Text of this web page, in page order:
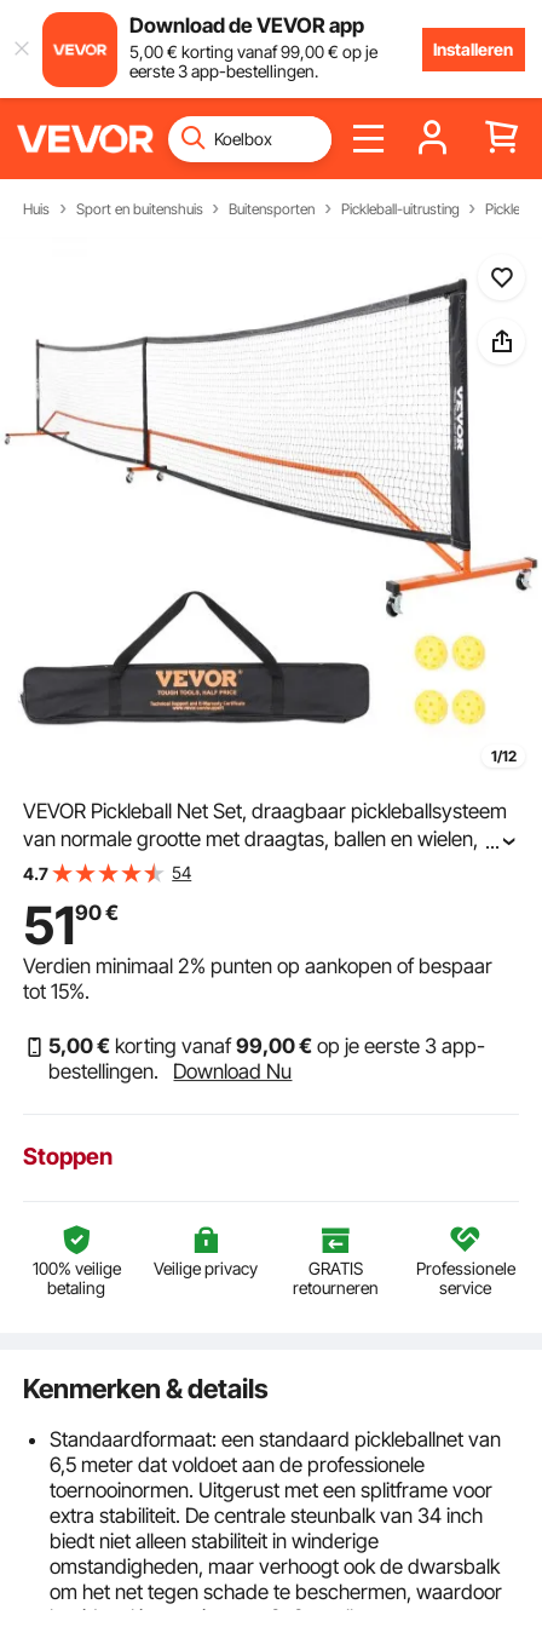
Download de VEVOR app
5,00€ korting vanaf99,00€ op je
eerste 3 app-bestellingen.
Installeren
Huis Sport en buitenshuis Buitensporten Pickleball-uitrusting
1/12
VEVOR Pickleball Net Set, draagbaar pickleballsysteem
van normale grootte met draagtas, ballen en wielen,
weerbestendig, stevig metalen frame en sterk PE-net
...
4.7 54
5190€
Verdien minimaal2% punten op aankopen of bespaar
tot15%.
5,00€ korting vanaf99,00€ op je eerste 3 app-
bestellingen.
Download Nu
Stoppen
100% veilige
betaling
Veilige privacy
GRATIS
retourneren
Professionele
service
Kenmerken & details
Standaardformaat: een standaard pickleballnet van
6,5 meter dat voldoet aan de professionele
toernooinormen. Uitgerust met een splitframe voor
extra stabiliteit. De centrale steunbalk van 34 inch
biedt niet alleen stabiliteit in winderige
omstandigheden, maar verhoogt ook de dwarsbalk
om het net tegen schade te beschermen, waardoor
het ideaal is voor intense 2v2-spellen voor